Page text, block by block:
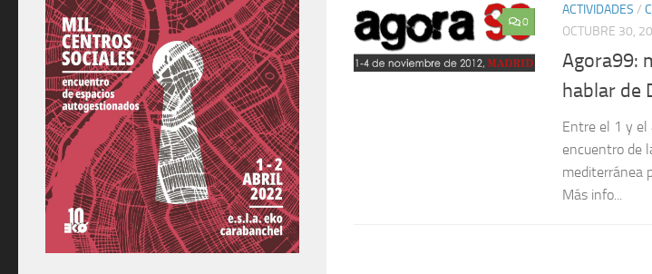
0
ACTIVIDADES /
OCTUBRE 30,
Agora99:
hablar de
Entre el 1 y el
encuentro de
mediterránea
Más info...